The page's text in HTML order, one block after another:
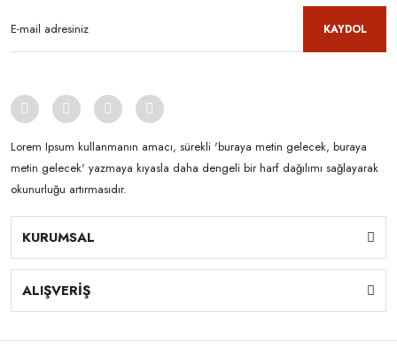
KAYDOL
Lorem Ipsum kullanmanın amacı, sürekli 'buraya metin gelecek, buraya
metin gelecek' yazmaya kıyasla daha dengeli bir harf dağılımı sağlayarak
okunurluğu artırmasıdır.
KURUMSAL
ALIŞVERİŞ